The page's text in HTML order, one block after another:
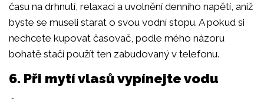
času na drhnutí, relaxaci a uvolnění denního napětí, aniž
byste se museli starat o svou vodní stopu. A pokud si
nechcete kupovat časovač, podle mého názoru
bohatě stačí použít ten zabudovaný v telefonu.
6. Při mytí vlasů vypínejte vodu